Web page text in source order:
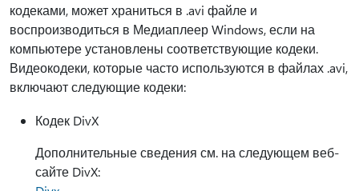
кодеками, может храниться в .avi файле и
воспроизводиться в Медиаплеер Windows, если на
компьютере установлены соответствующие кодеки.
Видеокодеки, которые часто используются в файлах .avi,
включают следующие кодеки:
Кодек DivX
Дополнительные сведения см. на следующем веб-
сайте DivX: